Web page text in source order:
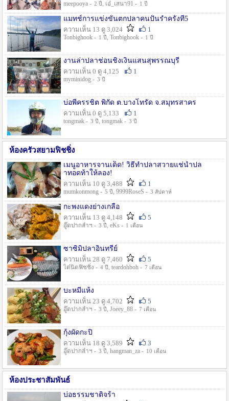
meepooya - 2 ปี , เอ๋_เสนา91 - 1 ปี
แมทช์การแข่งขั้นตกปลาคนปั้นรำครั้งที่5
ความเห็น 13 ดู 3,024
1
Tonbighook - 1 ปี , Tonbighook - 1 ปี
งานล่าปลาช่อนชิงเงินแสนสุพรรณบุรี
ความเห็น 0 ดู 4,125
1
myminidog - 3 ปี
บ่อพี่ครรชิต พิกัด ต.บางโทรัด จ.สมุทรสาคร
ความเห็น 0 ดู 5,133
1
tongmak - 3 ปี , tongmak - 3 ปี
ห้องครัวสยามฟิชชิ่ง
เมนูอาหารจานเด็ด! วิธีทำปลาสวายแช่น้ำปล
าทอดท้าให้ลอง!
ความเห็น 10 ดู 3,488
1
mumkonmong - 5 ปี , 9999RoseS - 3 สัปดาห์
กะพงแดงย่างเกลือ
ความเห็น 13 ดู 4,148
5
อู๊ดปากลำฯ - 3 ปี , eKs - 1 เดือน
ซาซิมิปลาอินทรีย์
ความเห็น 28 ดู 7,460
5
ไต๋นิตฟิชชิ่ง - 4 ปี , teardohboh - 7 เดือน
บะหมี่แห้ง
ความเห็น 23 ดู 4,702
5
อู๊ดปากลำฯ - 3 ปี , Joeey_88 - 7 เดือน
กุ้งผัดกะปิ
ความเห็น 18 ดู 3,589
3
อู๊ดปากลำฯ - 3 ปี , hangman_za - 10 เดือน
ห้องประชาสัมพันธ์
บ่อธรรมชาติจร้า